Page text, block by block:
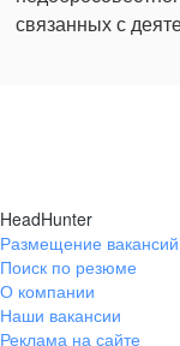
связанных с
HeadHunter
Размещение вакансий
Поиск по резюме
О компании
Наши вакансии
Реклама на сайте